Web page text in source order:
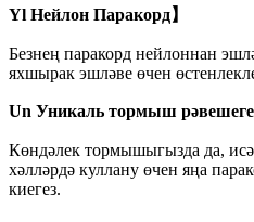
Yl Нейлон Паракорд】
Безнең паракорд нейлоннан
яхшырак эшләве өчен
Un Уникаль тормыш
Көндәлек тормышыгызда да,
хәлләрдә куллану өчен яңа
киегез.